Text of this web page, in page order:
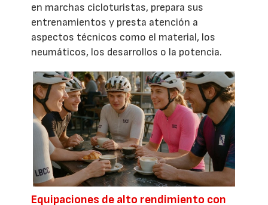
en marchas cicloturistas, prepara sus
entrenamientos y presta atención a
aspectos técnicos como el material, los
neumáticos, los desarrollos o la potencia.
Equipaciones de alto rendimiento con